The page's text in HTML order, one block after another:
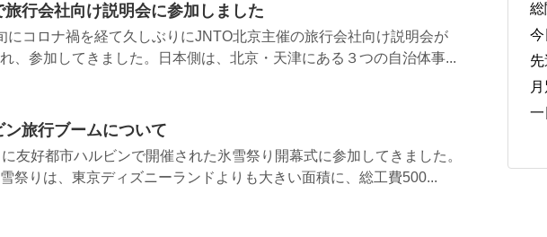
旅行会社向け説明会に参加しました
にコロナ禍を経て久しぶりにJNTO北京主催の旅行会社向け説明会が
、参加してきました。日本側は、北京・天津にある３つの自治体事...
ン旅行ブームについて
友好都市ハルビンで開催された氷雪祭り開幕式に参加してきました。
祭りは、東京ディズニーランドよりも大きい面積に、総工費500...
総
今
一